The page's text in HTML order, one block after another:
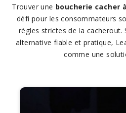
Trouver une boucherie cacher
défi pour les consommateurs
règles strictes de la cacherout.
alternative fiable et pratique,
comme une